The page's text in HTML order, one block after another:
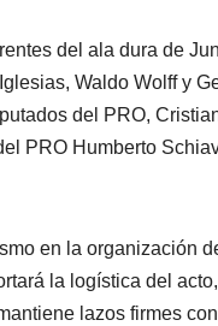
del ala dura de
Waldo Wolff y
del PRO,
PRO Humberto
en la organización
la logística del
lazos firmes